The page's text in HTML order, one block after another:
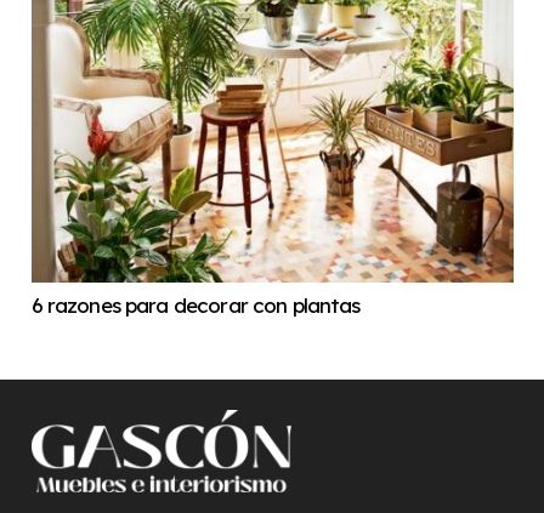
6 razones para decorar con plantas